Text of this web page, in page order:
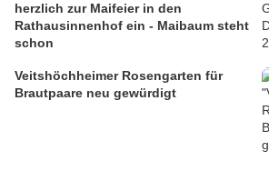
herzlich zur Maifeier in den
Rathausinnenhof ein - Maibaum steht
schon
Veitshöchheimer Rosengarten für
Brautpaare neu gewürdigt